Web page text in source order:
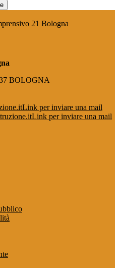
21 Bologna
BOLOGNA
Link per inviare una mail
Link per inviare una mail